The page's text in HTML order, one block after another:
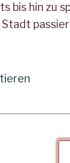
bis hin zu